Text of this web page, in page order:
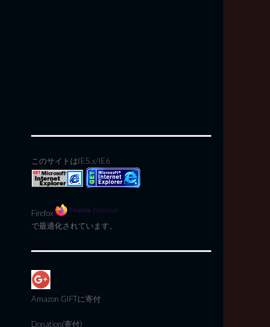
このサイトはIE5.x/IE6
Firefox
で最適化されています。
Amazon GIFTに寄付
Donation(寄付)